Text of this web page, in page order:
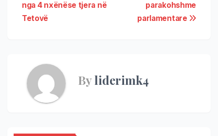
parakohshme
parlamentare
nga 4 nxënëse tjera në
Tetovë
Byliderimk4